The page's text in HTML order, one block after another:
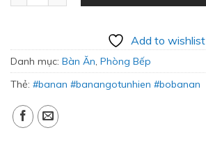
Add to wishlist
Danh mục: Bàn Ăn, Phòng Bếp
Thẻ: #banan #banangotunhien #bobanan